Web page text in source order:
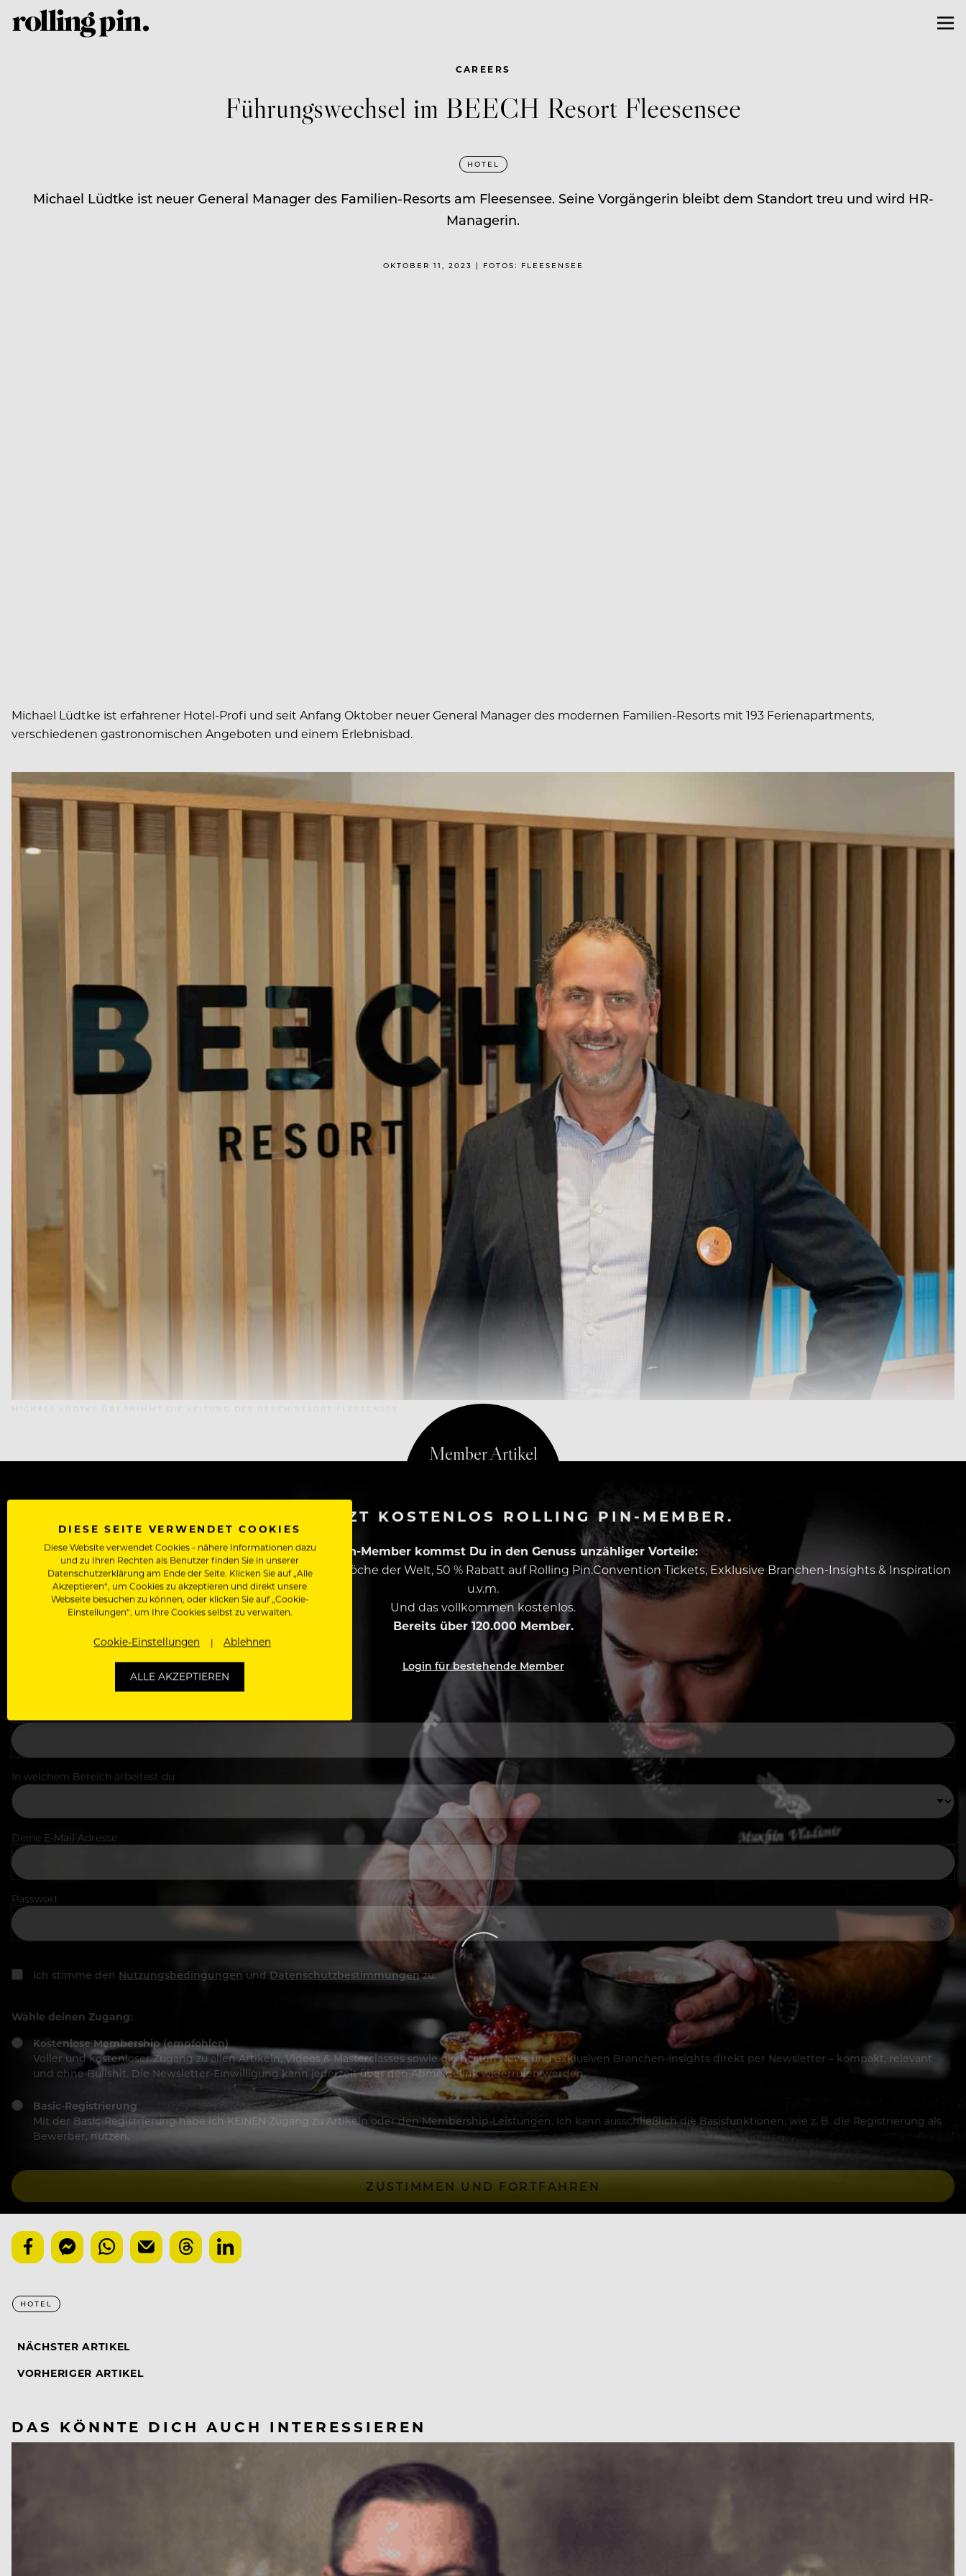
CAREERS
Führungswechsel im BEECH Resort Fleesensee
HOTEL
Michael Lüdtke ist neuer General Manager des Familien-Resorts am Fleesensee. Seine Vorgängerin bleibt dem Standort treu und wird HR-
Managerin.
OKTOBER 11, 2023 | FOTOS: FLEESENSEE
Michael Lüdtke ist erfahrener Hotel-Profi und seit Anfang Oktober neuer General Manager des modernen Familien-Resorts mit 193 Ferienapartments,
verschiedenen gastronomischen Angeboten und einem Erlebnisbad.
WERDE JETZT KOSTENLOS ROLLING PIN-MEMBER.
Als Rolling Pin-Member kommst Du in den Genuss unzähliger Vorteile:
Zugriff auf alle Artikel, Videos & Masterclasses der besten Köche der Welt, 50 % Rabatt auf Rolling Pin.Convention Tickets, Exklusive Branchen-Insights & Inspiration
u.v.m.
Und das vollkommen kostenlos.
Bereits über 120.000 Member.
Login für bestehende Member
In welchem Bereich arbeitest du
Deine E-Mail Adresse
Passwort
Ich stimme den Nutzungsbedingungen und Datenschutzbestimmungenzu.
Wähle deinen Zugang:
Kostenlose Membership (empfohlen)
Voller und kostenloser Zugang zu allen Artikeln, Videos & Masterclasses sowie die besten News und exklusiven Branchen-Insights direkt per Newsletter – kompakt, relevant
und ohne Bullshit. Die Newsletter-Einwilligung kann jederzeit über den Abmeldelink widerrufen werden.
Basic-Registrierung
Mit der Basic-Registrierung habe ich KEINEN Zugang zu Artikeln oder den Membership-Leistungen. Ich kann ausschließlich die Basisfunktionen, wie z. B. die Registrierung als
Bewerber, nutzen.
ZUSTIMMEN UND FORTFAHREN
HOTEL
NÄCHSTER ARTIKEL
VORHERIGER ARTIKEL
DAS KÖNNTE DICH AUCH INTERESSIEREN
DIESE SEITE VERWENDET COOKIES
Diese Website verwendet Cookies - nähere Informationen dazu
und zu Ihren Rechten als Benutzer finden Sie in unserer
Datenschutzerklärung am Ende der Seite. Klicken Sie auf „Alle
Akzeptieren“, um Cookies zu akzeptieren und direkt unsere
Webseite besuchen zu können, oder klicken Sie auf „Cookie-
Einstellungen“, um Ihre Cookies selbst zu verwalten.
Cookie-Einstellungen Ablehnen
ALLE AKZEPTIEREN